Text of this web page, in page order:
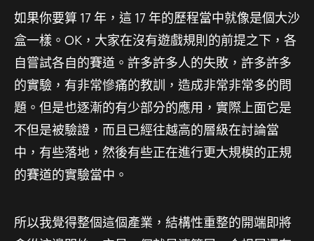
如果你要算 17 年，這 17 年的歷程當中就像是個大沙
盒一樣。OK，大家在沒有遊戲規則的前提之下，各
自嘗試各自的賽道。許多許多人的失敗，許多許多
的實驗，有非常慘痛的教訓，造成非常非常多的問
題。但是也逐漸的有少部分的應用，實際上面它是
不但是被驗證，而且已經往越高的層級在討論當
中，有些落地，然後有些正在進行更大規模的正規
的賽道的實驗當中。
所以我覺得整個這個產業，結構性重整的開端即將